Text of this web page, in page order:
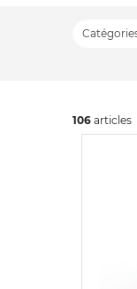
106 articles